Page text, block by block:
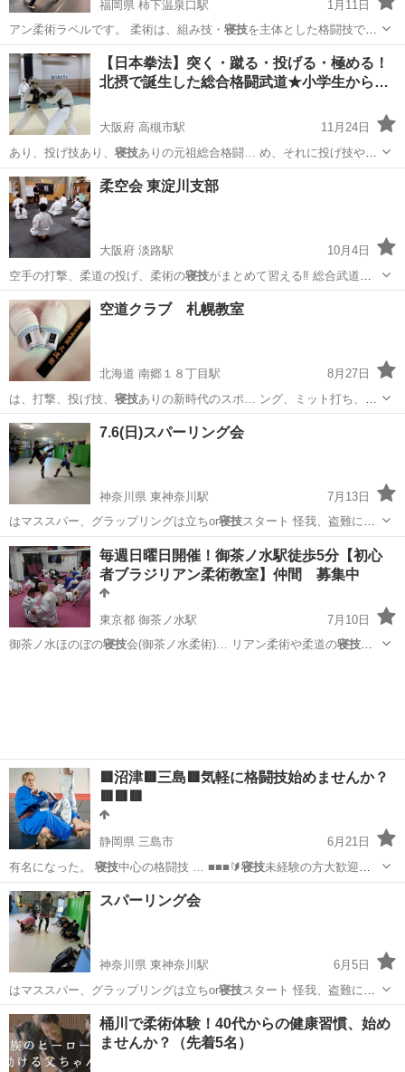
福岡県 柿下温泉口駅
1月11日
アン柔術ラペルです。 柔術は、組み技・ 寝技を主体とした格闘技で
す。 総合格闘技M…
福岡 田川郡 柿下温泉口駅 空手/他格闘技
ブラジリアン柔術
【日本拳法】突く・蹴る・投げる・極める！
北摂で誕生した総合格闘武道★小学生から…
大阪府 高槻市駅
11月24日
あり、投げ技あり、 寝技ありの元祖総合格闘… め、それに投げ技や寝
技などの組技を融合さ…
大阪 高槻市 高槻市駅 空手/他格闘技
柔空会 東淀川支部
大阪府 淡路駅
10月4日
空手の打撃、柔道の投げ、柔術の寝技がまとめて習える‼️ 総合武道始
めませ…
大阪 大阪市 淡路駅 空手/他格闘技
空道クラブ 札幌教室
北海道 南郷１８丁目駅
8月27日
は、打撃、投げ技、 寝技ありの新時代のスポ… ング、ミット打ち、
技、投げ技の基本動作…
北海道 札幌市 南郷１８丁目駅 空手/他格闘技
7.6(日)スパーリング会
神奈川県 東神奈川駅
7月13日
はマススパー、グラップリングは立ちor寝技スタート 怪我、盗難に関
して当ジムは…
神奈川 横浜市 東神奈川駅 空手/他格闘技
グラップリング
毎週日曜日開催！御茶ノ水駅徒歩5分【初心
者ブラジリアン柔術教室】仲間 募集中
東京都 御茶ノ水駅
7月10日
御茶ノ水ほのぼの寝技会(御茶ノ水柔術)… リアン柔術や柔道の寝技技
🟥沼津🟥三島🟥気軽に格闘技始めませんか？
静岡県 三島市
6月21日
有名になった。 寝技 中心の格闘技 … ■■■🔰寝技未経験の方大歓迎
で…
静岡 三島市 空手/他格闘技
スパーリング会
神奈川県 東神奈川駅
6月5日
はマススパー、グラップリングは立ちor寝技スタート 怪我、盗難に関
して当ジムは…
神奈川 横浜市 東神奈川駅 空手/他格闘技
グラップリング
桶川で柔術体験！40代からの健康習慣、始め
ませんか？（先着5名）